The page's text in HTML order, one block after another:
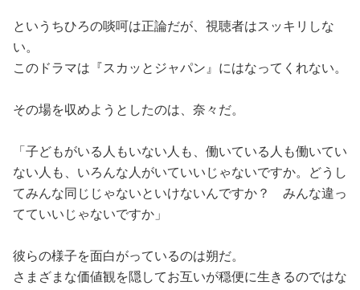
というちひろの啖呵は正論だが、視聴者はスッキリしな
い。
このドラマは『スカッとジャパン』にはなってくれない。
その場を収めようとしたのは、奈々だ。
「子どもがいる人もいない人も、働いている人も働いてい
ない人も、いろんな人がいていいじゃないですか。どうし
てみんな同じじゃないといけないんですか？ みんな違っ
てていいじゃないですか」
彼らの様子を面白がっているのは朔だ。
さまざまな価値観を隠してお互いが穏便に生きるのではな